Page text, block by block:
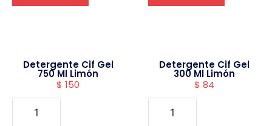
Detergente Cif Gel
750 Ml Limón
$ 150
Detergente Cif Gel
300 Ml Limón
$ 84